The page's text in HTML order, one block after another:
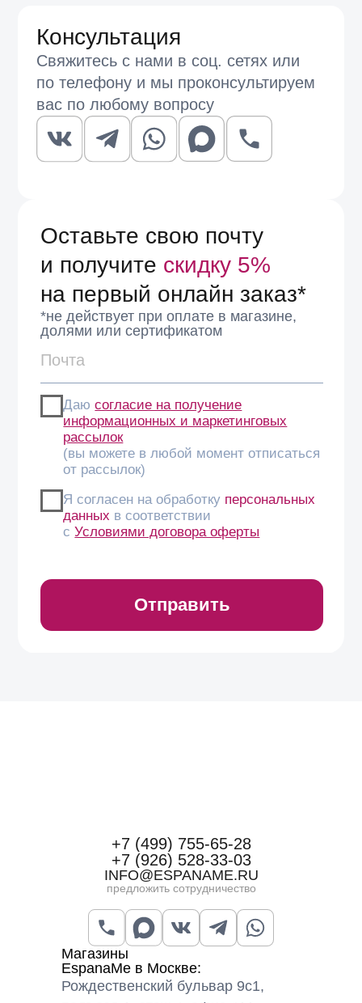
Магазины
EspanaMe в Москве:
Рождественский бульвар 9с1,
+7 (499) 755-65-28
+7 (926) 528-33-03
INFO@ESPANAME.RU
предложить сотрудничество